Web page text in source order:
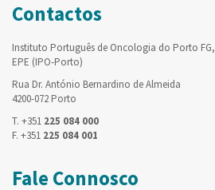
Contactos
Instituto Português de Oncologia do Porto FG,
EPE (IPO-Porto)
Rua Dr. António Bernardino de Almeida
4200-072 Porto
T. +351 225 084 000
F. +351 225 084 001
Fale Connosco